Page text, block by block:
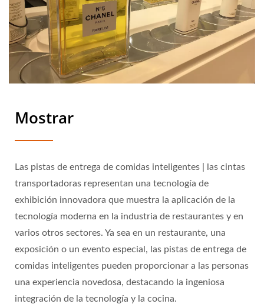
Mostrar
Las pistas de entrega de comidas inteligentes | las cintas
transportadoras representan una tecnología de
exhibición innovadora que muestra la aplicación de la
tecnología moderna en la industria de restaurantes y en
varios otros sectores. Ya sea en un restaurante, una
exposición o un evento especial, las pistas de entrega de
comidas inteligentes pueden proporcionar a las personas
una experiencia novedosa, destacando la ingeniosa
integración de la tecnología y la cocina.